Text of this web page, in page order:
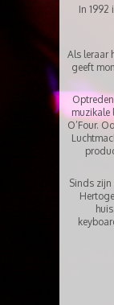
In
Als leraar
geeft
muzikale
O’Four.
Sinds zijn